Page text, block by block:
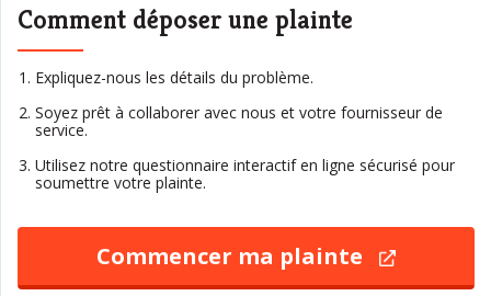
Comment déposer une plainte
Expliquez-nous les détails du problème.
Soyez prêt à collaborer avec nous et votre fournisseur de
service.
Utilisez notre questionnaire interactif en ligne sécurisé pour
soumettre votre plainte.
Commencer ma plainte
une